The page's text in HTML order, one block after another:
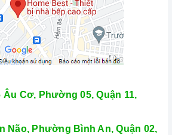
phẩm chính hãng. Chúng tôi tự tin
hàng dịch vụ chăm sóc khách hàng
hành, hậu mãi chuyên nghiệp nhất.
Best Care - Trung tâm bảo trì, sửa
cấp
Âu Cơ, Phường 05, Quận 11,
Não, Phường Bình An, Quận 02,